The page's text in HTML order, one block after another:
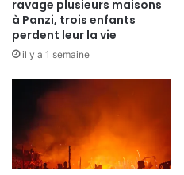
O
N
Q
É
L
E
l
a
3
s
s
ravage plusieurs maisons
à Panzi, trois enfants
perdent leur la vie
il y a 1 semaine